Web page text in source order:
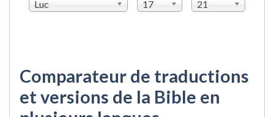
Luc 17 21
Comparateur de traductions
et versions de la Bible en